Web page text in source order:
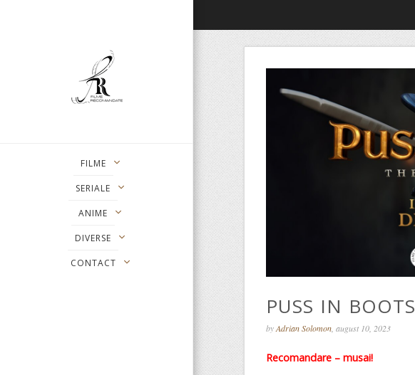
FILME
SERIALE
ANIME
DIVERSE
CONTACT
PUSS IN
byAdrian Solomon , august 10, 2023
Recomandare – musai!